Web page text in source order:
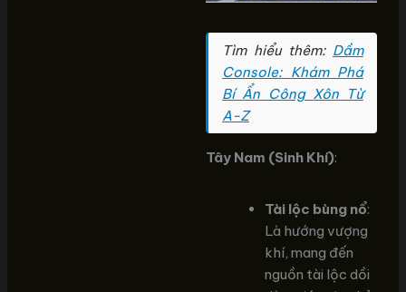
Tìm hiểu thêm: Dầm
Console: Khám Phá
Bí Ẩn Công Xôn Từ
A-Z
Tây Nam (Sinh Khí):
Tài lộc bùng nổ:
Là hướng vượng
khí, mang đến
nguồn tài lộc dồi